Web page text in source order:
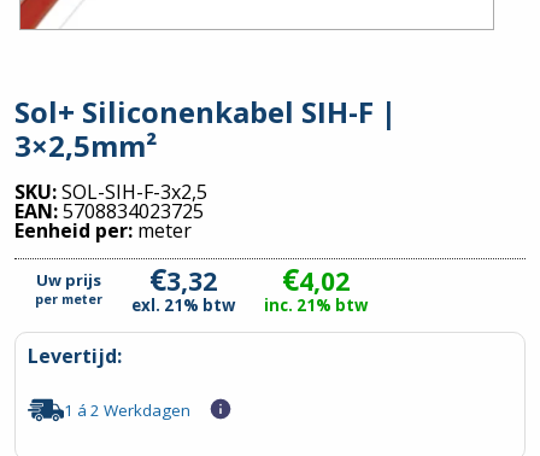
Sol+ Siliconenkabel SIH-F |
3×2,5mm²
SKU:SOL-SIH-F-3x2,5
EAN:5708834023725
Eenheid per: meter
Uw prijs
per meter €3,32
exl. 21% btw
€4,02
inc. 21% btw
Levertijd:
1 á 2 Werkdagen